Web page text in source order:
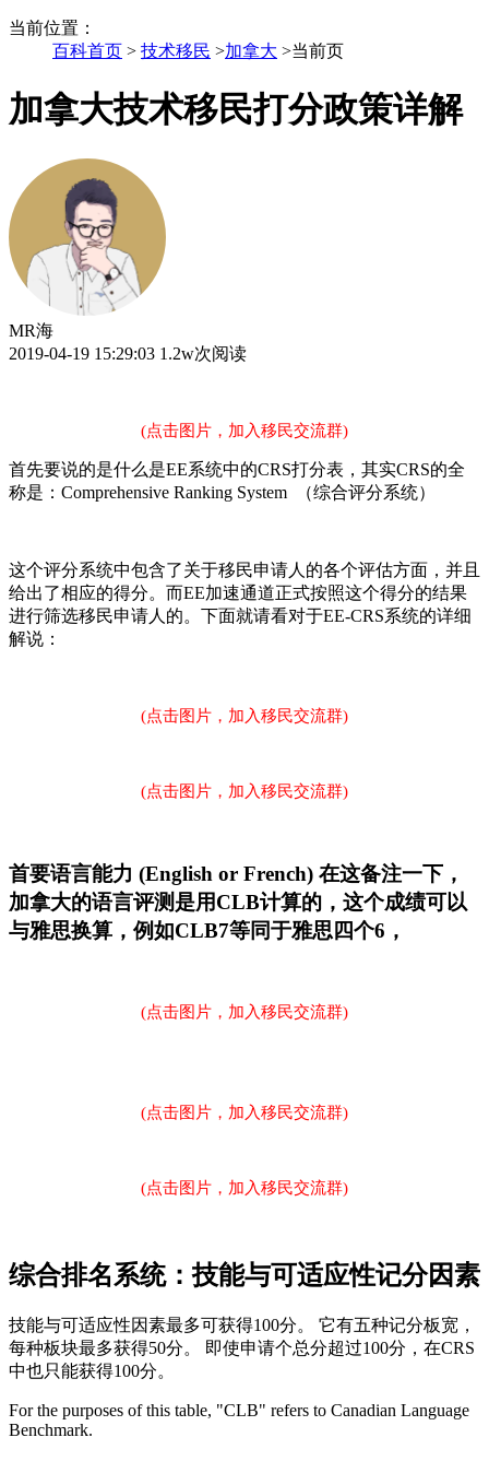
当前位置 ：
百科首页 > 技术移民 >加拿大 >当前页
加拿大技术移民打分政策详解
MR海
2019-04-19 15:29:03 1.2w次阅读
(点击图片，加入移民交流群)
首先要说的是什么是EE系统中的CRS打分表，其实CRS的全
称是：Comprehensive Ranking System （综合评分系统）
这个评分系统中包含了关于移民申请人的各个评估方面，并且
给出了相应的得分。而EE加速通道正式按照这个得分的结果
进行筛选移民申请人的。下面就请看对于EE-CRS系统的详细
解说：
(点击图片，加入移民交流群)
(点击图片，加入移民交流群)
首要语言能力 (English or French) 在这备注一下，
加拿大的语言评测是用CLB计算的，这个成绩可以
与雅思换算，例如CLB7等同于雅思四个6，
(点击图片，加入移民交流群)
(点击图片，加入移民交流群)
(点击图片，加入移民交流群)
综合排名系统：技能与可适应性记分因素
技能与可适应性因素最多可获得100分。 它有五种记分板宽，
每种板块最多获得50分。 即使申请个总分超过100分，在CRS
中也只能获得100分。
For the purposes of this table, "CLB" refers to Canadian Language
Benchmark.